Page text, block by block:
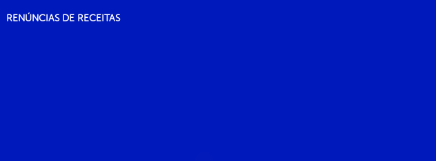
RENÚNCIAS DE RECEITAS